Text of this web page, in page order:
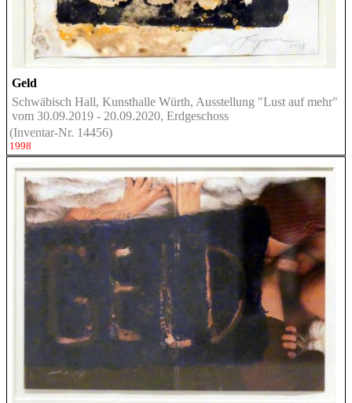
Geld
Schwäbisch Hall, Kunsthalle Würth, Ausstellung "Lust auf mehr"
vom 30.09.2019 - 20.09.2020, Erdgeschoss
(Inventar-Nr. 14456)
1998